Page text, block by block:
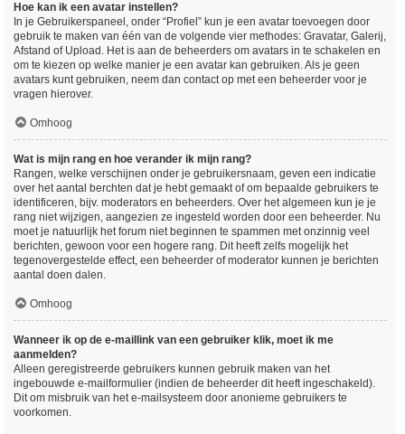
Hoe kan ik een avatar instellen?
In je Gebruikerspaneel, onder “Profiel” kun je een avatar toevoegen door
gebruik te maken van één van de volgende vier methodes: Gravatar, Galerij,
Afstand of Upload. Het is aan de beheerders om avatars in te schakelen en
om te kiezen op welke manier je een avatar kan gebruiken. Als je geen
avatars kunt gebruiken, neem dan contact op met een beheerder voor je
vragen hierover.
Omhoog
Wat is mijn rang en hoe verander ik mijn rang?
Rangen, welke verschijnen onder je gebruikersnaam, geven een indicatie
over het aantal berchten dat je hebt gemaakt of om bepaalde gebruikers te
identificeren, bijv. moderators en beheerders. Over het algemeen kun je je
rang niet wijzigen, aangezien ze ingesteld worden door een beheerder. Nu
moet je natuurlijk het forum niet beginnen te spammen met onzinnig veel
berichten, gewoon voor een hogere rang. Dit heeft zelfs mogelijk het
tegenovergestelde effect, een beheerder of moderator kunnen je berichten
aantal doen dalen.
Omhoog
Wanneer ik op de e-maillink van een gebruiker klik, moet ik me
aanmelden?
Alleen geregistreerde gebruikers kunnen gebruik maken van het
ingebouwde e-mailformulier (indien de beheerder dit heeft ingeschakeld).
Dit om misbruik van het e-mailsysteem door anonieme gebruikers te
voorkomen.